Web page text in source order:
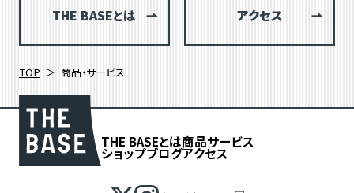
THE BASEとは アクセス
TOP 商品・サービス
THE BASEとは商品サービス
ショップブログアクセス